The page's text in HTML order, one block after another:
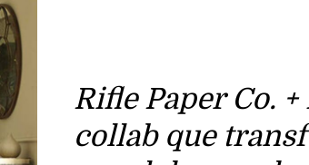
Rifle Paper Co.
collab que